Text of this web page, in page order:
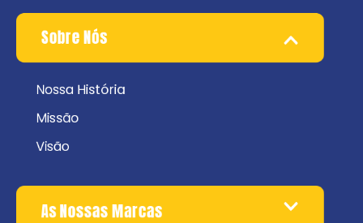
Sobre Nós
Nossa História
Missão
Visão
As Nossas Marcas